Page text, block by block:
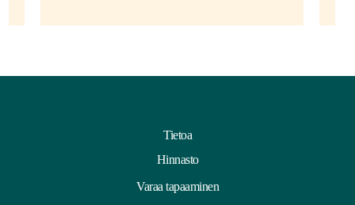
Tietoa
Hinnasto
Varaa tapaaminen